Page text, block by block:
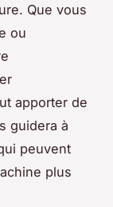
Que vous
ou
apporter de
guidera à
peuvent
plus